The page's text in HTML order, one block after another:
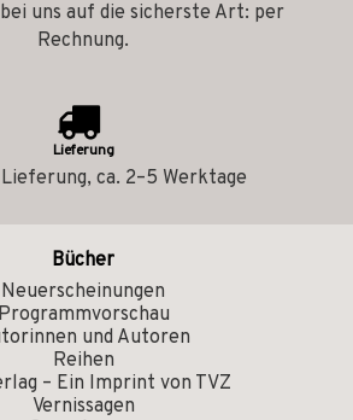
uns auf die sicherste Art: per
Rechnung.
Lieferung
ca. 2–5 Werktage
Bücher
Neuerscheinungen
Programmvorschau
und Autoren
Reihen
– Ein Imprint von TVZ
Vernissagen